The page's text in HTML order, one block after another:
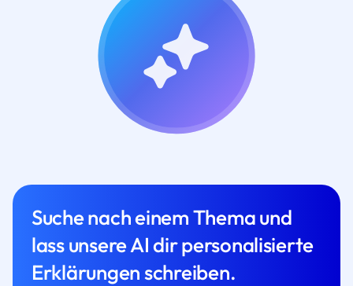
Suche nach einem Thema und
lass unsere AI dir personalisierte
Erklärungen schreiben.